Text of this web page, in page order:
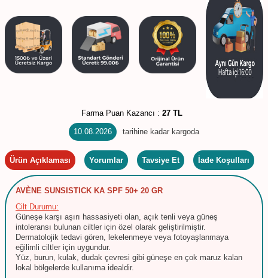
Farma Puan Kazancı : 27 TL
10.08.2026 tarihine kadar kargoda
Ürün Açıklaması Yorumlar Tavsiye Et İade Koşulları
AVÈNE SUNSISTICK KA SPF 50+ 20 GR
Cilt Durumu:
Güneşe karşı aşırı hassasiyeti olan, açık tenli veya güneş
intoleransı bulunan ciltler için özel olarak geliştirilmiştir.
Dermatolojik tedavi gören, lekelenmeye veya fotoyaşlanmaya
eğilimli ciltler için uygundur.
Yüz, burun, kulak, dudak çevresi gibi güneşe en çok maruz kalan
lokal bölgelerde kullanıma idealdir.